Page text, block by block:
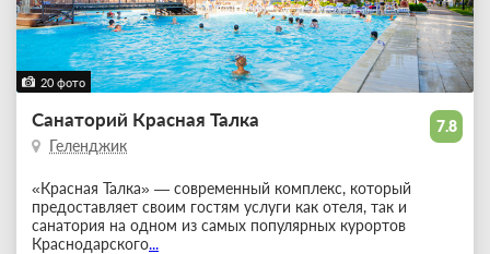
20 фото
7.8
Санаторий Красная Талка
Геленджик
«Красная Талка» — современный комплекс, который
предоставляет своим гостям услуги как отеля, так и
санатория на одном из самых популярных курортов
Краснодарского...